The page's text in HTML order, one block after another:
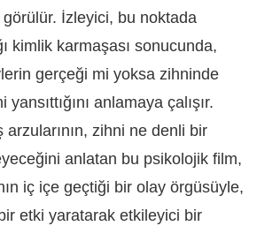
görülür. İzleyici, bu noktada
kimlik karmaşası sonucunda,
gerçeği mi yoksa zihninde
anlamaya çalışır.
arzularının, zihni ne denli bir
anlatan bu psikolojik film,
iç içe geçtiği bir olay örgüsüyle,
etki yaratarak etkileyici bir